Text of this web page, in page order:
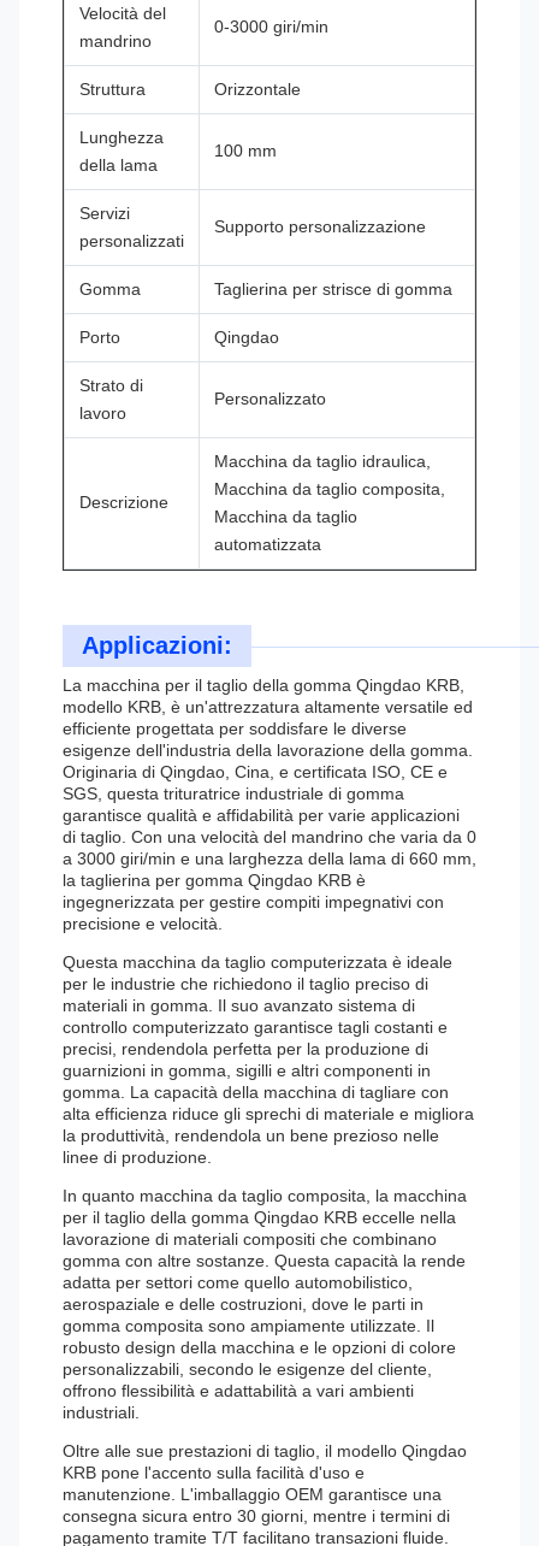
Velocità del
mandrino
0-3000 giri/min
Struttura Orizzontale
Lunghezza
della lama
100 mm
Servizi
personalizzati
Supporto personalizzazione
Gomma Taglierina per strisce di gomma
Porto Qingdao
Strato di
lavoro
Personalizzato
Descrizione
Macchina da taglio idraulica,
Macchina da taglio composita,
Macchina da taglio
automatizzata
Applicazioni:
La macchina per il taglio della gomma Qingdao KRB,
modello KRB, è un'attrezzatura altamente versatile ed
efficiente progettata per soddisfare le diverse
esigenze dell'industria della lavorazione della gomma.
Originaria di Qingdao, Cina, e certificata ISO, CE e
SGS, questa trituratrice industriale di gomma
garantisce qualità e affidabilità per varie applicazioni
di taglio. Con una velocità del mandrino che varia da 0
a 3000 giri/min e una larghezza della lama di 660 mm,
la taglierina per gomma Qingdao KRB è
ingegnerizzata per gestire compiti impegnativi con
precisione e velocità.
Questa macchina da taglio computerizzata è ideale
per le industrie che richiedono il taglio preciso di
materiali in gomma. Il suo avanzato sistema di
controllo computerizzato garantisce tagli costanti e
precisi, rendendola perfetta per la produzione di
guarnizioni in gomma, sigilli e altri componenti in
gomma. La capacità della macchina di tagliare con
alta efficienza riduce gli sprechi di materiale e migliora
la produttività, rendendola un bene prezioso nelle
linee di produzione.
In quanto macchina da taglio composita, la macchina
per il taglio della gomma Qingdao KRB eccelle nella
lavorazione di materiali compositi che combinano
gomma con altre sostanze. Questa capacità la rende
adatta per settori come quello automobilistico,
aerospaziale e delle costruzioni, dove le parti in
gomma composita sono ampiamente utilizzate. Il
robusto design della macchina e le opzioni di colore
personalizzabili, secondo le esigenze del cliente,
offrono flessibilità e adattabilità a vari ambienti
industriali.
Oltre alle sue prestazioni di taglio, il modello Qingdao
KRB pone l'accento sulla facilità d'uso e
manutenzione. L'imballaggio OEM garantisce una
consegna sicura entro 30 giorni, mentre i termini di
pagamento tramite T/T facilitano transazioni fluide.